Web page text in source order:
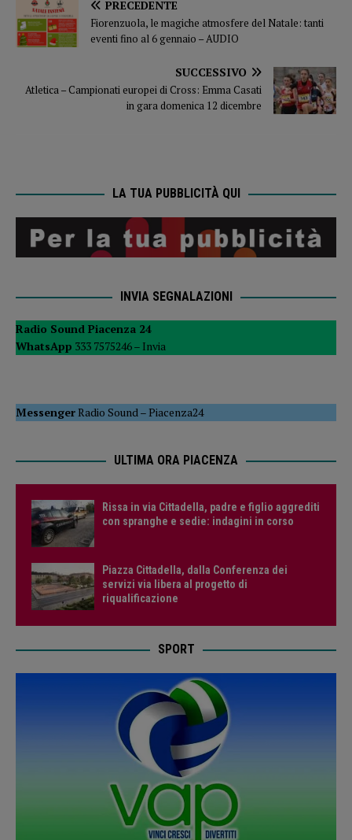
PRECEDENTE
Fiorenzuola, le magiche atmosfere del Natale: tanti
eventi fino al 6 gennaio – AUDIO
SUCCESSIVO
Atletica – Campionati europei di Cross: Emma Casati
in gara domenica 12 dicembre
LA TUA PUBBLICITÀ QUI
INVIA SEGNALAZIONI
Radio Sound Piacenza 24
WhatsApp 333 7575246 – Invia
MessengerRadio Sound –Piacenza24
ULTIMA ORA PIACENZA
Rissa in via Cittadella, padre e figlio aggrediti
con spranghe e sedie: indagini in corso
Piazza Cittadella, dalla Conferenza dei
servizi via libera al progetto di
riqualificazione
SPORT